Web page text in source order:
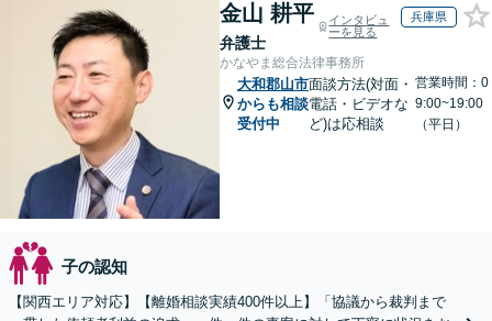
金山 耕平
弁護士
インタビュ
ーを見る
兵庫県
かなやま総合法律事務所
大和郡山市
からも相談
受付中
面談方法(対面・
電話・ビデオな
ど)は応相談
営業時間：0
9:00~19:00
（平日）
子の認知
【関西エリア対応】【離婚相談実績400件以上】「協議から裁判まで